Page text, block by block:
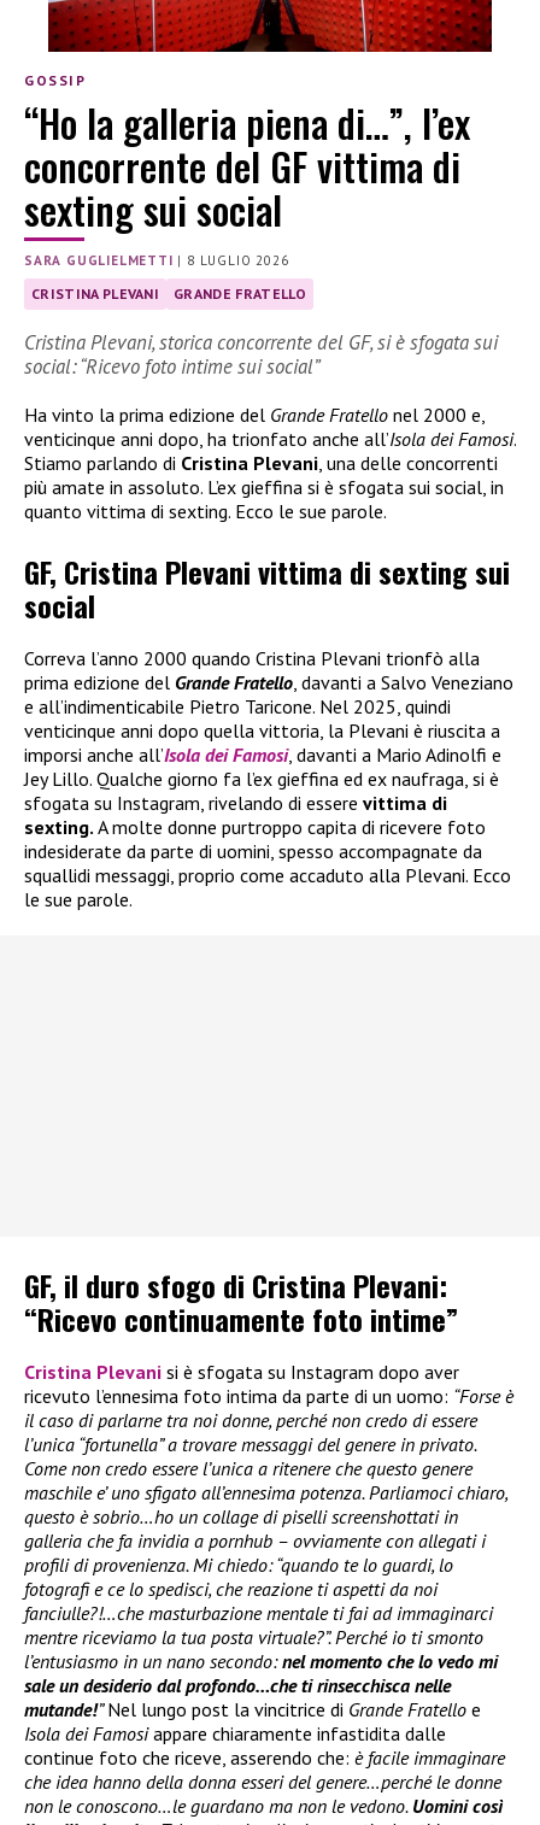
GOSSIP
“Ho la galleria piena di…”, l’ex
concorrente del GF vittima di
sexting sui social
SARA GUGLIELMETTI | 8 LUGLIO 2026
CRISTINA PLEVANI GRANDE FRATELLO
Cristina Plevani, storica concorrente del GF, si è sfogata sui
social: “Ricevo foto intime sui social”
Ha vinto la prima edizione del Grande Fratello nel 2000 e,
venticinque anni dopo, ha trionfato anche all’Isola dei Famosi.
Stiamo parlando di Cristina Plevani , una delle concorrenti
più amate in assoluto. L’ex gieffina si è sfogata sui social, in
quanto vittima di sexting. Ecco le sue parole.
GF, Cristina Plevani vittima di sexting sui
social
Correva l’anno 2000 quando Cristina Plevani trionfò alla
prima edizione del Grande Fratello , davanti a Salvo Veneziano
e all’indimenticabile Pietro Taricone. Nel 2025, quindi
venticinque anni dopo quella vittoria, la Plevani è riuscita a
imporsi anche all’Isola dei Famosi, davanti a Mario Adinolfi e
Jey Lillo. Qualche giorno fa l’ex gieffina ed ex naufraga, si è
sfogata su Instagram, rivelando di essere vittima di
sexting. A molte donne purtroppo capita di ricevere foto
indesiderate da parte di uomini, spesso accompagnate da
squallidi messaggi, proprio come accaduto alla Plevani. Ecco
le sue parole.
GF, il duro sfogo di Cristina Plevani:
“Ricevo continuamente foto intime”
Cristina Plevani si è sfogata su Instagram dopo aver
ricevuto l’ennesima foto intima da parte di un uomo: “Forse è
il caso di parlarne tra noi donne, perché non credo di essere
l’unica “fortunella” a trovare messaggi del genere in privato.
Come non credo essere l’unica a ritenere che questo genere
maschile e’ uno sfigato all’ennesima potenza. Parliamoci chiaro,
questo è sobrio…ho un collage di piselli screenshottati in
galleria che fa invidia a pornhub – ovviamente con allegati i
profili di provenienza. Mi chiedo: “quando te lo guardi, lo
fotografi e ce lo spedisci, che reazione ti aspetti da noi
fanciulle?!…che masturbazione mentale ti fai ad immaginarci
mentre riceviamo la tua posta virtuale?”. Perché io ti smonto
l’entusiasmo in un nano secondo:nel momento che lo vedo mi
sale un desiderio dal profondo…che ti rinsecchisca nelle
mutande!”Nel lungo post la vincitrice di Grande Fratello e
Isola dei Famosiappare chiaramente infastidita dalle
continue foto che riceve, asserendo che: è facile immaginare
che idea hanno della donna esseri del genere…perché le donne
non le conoscono…le guardano ma non le vedono. Uomini così